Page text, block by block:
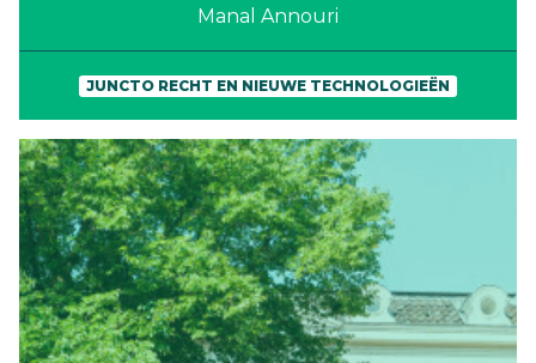
Manal Annouri
JUNCTO RECHT EN NIEUWE TECHNOLOGIEËN